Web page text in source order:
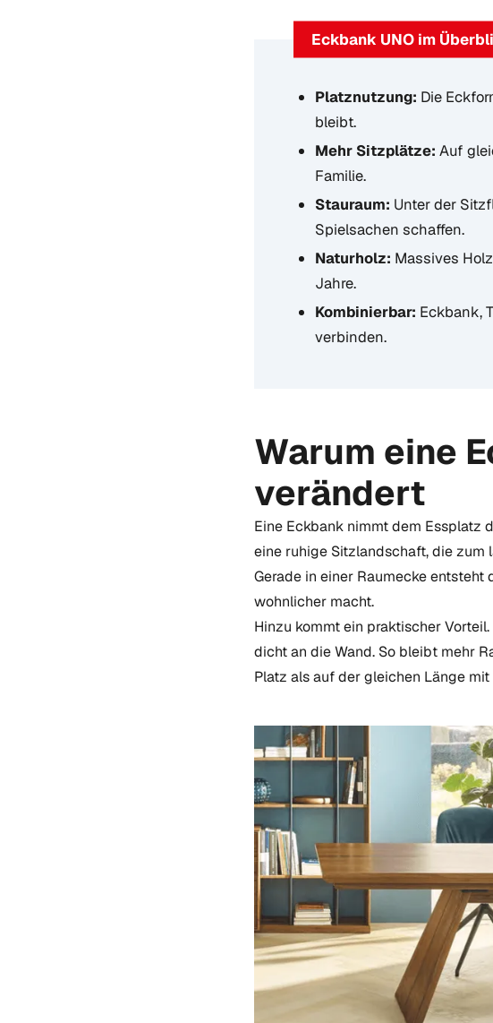
Eckbank UNO im
Platznutzung: Die
bleibt.
Mehr Sitzplätze: Auf
Familie.
Stauraum: Unter der
Spielsachen schaffen.
Naturholz: Massives
Jahre.
Kombinierbar: Eckbank,
verbinden.
Warum eine
verändert
Eine Eckbank nimmt dem Essplatz
eine ruhige Sitzlandschaft, die zum
Gerade in einer Raumecke
wohnlicher macht.
Hinzu kommt ein praktischer
dicht an die Wand. So bleibt mehr
Platz als auf der gleichen Länge mit